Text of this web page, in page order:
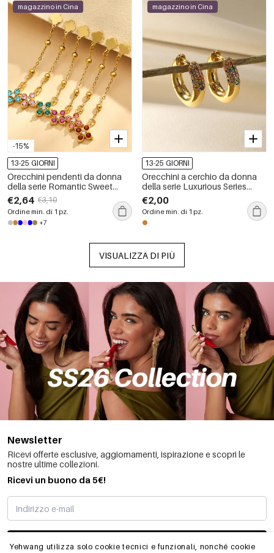
Yehwang utilizza solo cookie tecnici e funzionali, nonché cookie
-15%
magazzino in Cina
13-25 GIORNI
Orecchini pendenti da donna
della serie Romantic Sweet
Flower in acciaio inossidabile,
impermeabili, color oro, con
zirconi.
€2,64 €3,10
Ordine min. di 1 pz.
+7
magazzino in Cina
13-25 GIORNI
Orecchini a cerchio da donna
della serie Luxurious Series
Simple Circle Lines in rame color
oro con zirconi
€2,00
Ordine min. di 1 pz.
VISUALIZZA DI PIÙ
Newsletter
Ricevi offerte esclusive, aggiornamenti, ispirazione e scopri le
nostre ultime collezioni.
Ricevi un buono da 5€!
MI STO REGISTRANDO